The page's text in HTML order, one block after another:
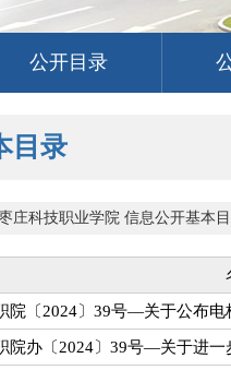
公开目录
目录
庄科技职业学院 信息公开基本
院〔2024〕39号—关于公布电
院办〔2024〕39号—关于进一